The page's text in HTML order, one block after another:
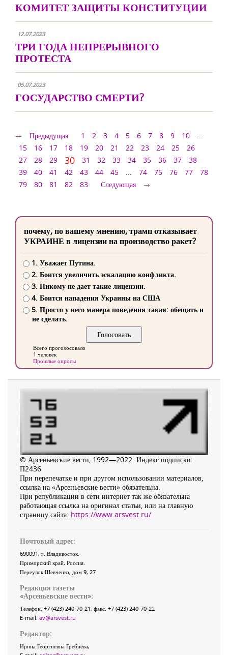
КОМИТЕТ ЗАЩИТЫ КОНСТИТУЦИИ
12.07.2023
ТРИ ГОДА НЕПРЕРЫВНОГО
ПРОТЕСТА
05.07.2023
ГОСУДАРСТВО СМЕРТИ?
Предыдущая 1 2 3 4 5 6 7 8 9 10
...
15
16 17 18 19 20 21 22 23 24 25
26
27
28 29 30 31 32 33 34 35 36 37
38
39
40 41 42 43 44 45 ... 74 75 76 77
78
79
80 81 82 83 Следующая
почему, по вашему мнению, трамп отказывает
УКРАИНЕ в лицензии на производство ракет?
1. Уважает Путина.
2. Боится увеличить эскалацию конфликта.
3. Никому не дает такие лицензии.
4. Боится нападения Украины на США
5. Просто у него манера поведения такая: обещать и
не сделать.
Всего проголосовало
1 человек
Прошлые опросы
© Арсеньевские вести, 1992—2022. Индекс подписки:
П2436
При перепечатке и при другом использовании материалов,
ссылка на «Арсеньевские вести» обязательна.
При републикации в сети интернет так же обязательна
работающая ссылка на оригинал статьи, или на главную
страницу сайта: https://www.arsvest.ru/
Почтовый адрес:
690091, г. Владивосток,
Приморский край, Россия
Переулок Шевченко, дом 9, 27
Редакция газеты
«Арсеньевские вести»:
Телефон: +7 (423) 240-70-21, факс: +7 (423) 240-70-22
E-mail: av@arsvest.ru
Редактор:
Ирина Георгиевна Гребнёва,